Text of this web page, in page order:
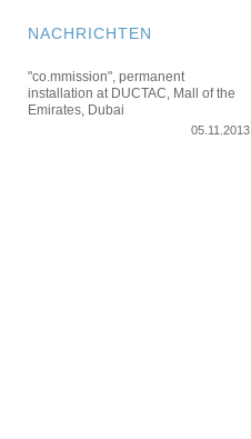
NACHRICHTEN
"co.mmission", permanent
installation at DUCTAC, Mall of the
Emirates, Dubai
05.11.2013